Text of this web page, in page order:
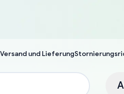
Versand und Lieferung